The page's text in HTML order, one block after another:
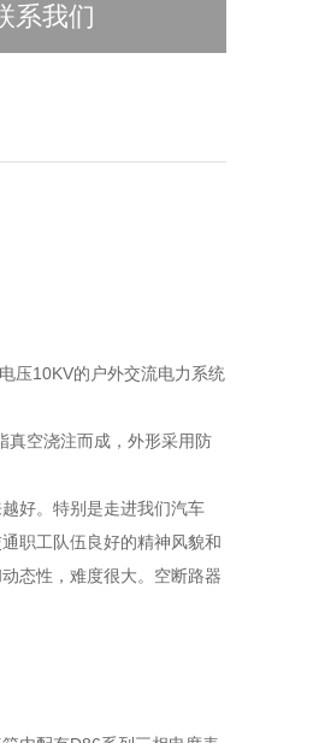
系我们
压10KV的户外交流电力系统
空浇注而成，外形采用防
好。特别是走进我们汽车
职工队伍良好的精神风貌和
态性，难度很大。空断路器